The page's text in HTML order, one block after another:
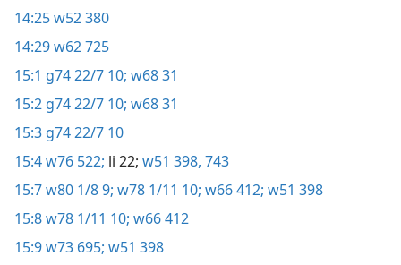
14:25w52 380
14:29w62 725
15:1 g74 22/7 10; w68 31
15:2 g74 22/7 10; w68 31
15:3 g74 22/7 10
15:4w76 522; li 22; w51 398, 743
15:7w80 1/8 9; w78 1/11 10; w66 412; w51 398
15:8w78 1/11 10; w66 412
15:9w73 695; w51 398